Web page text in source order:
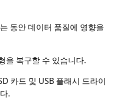
동안 데이터 품질에 영향을
을 복구할 수 있습니다.
카드 및 USB 플래시 드라이
.